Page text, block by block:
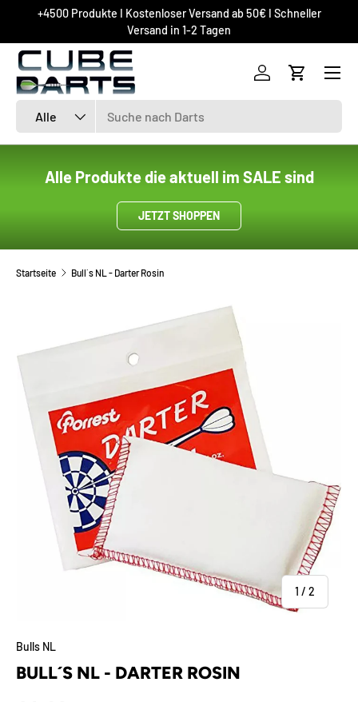
DIREKT ZUM INHALT
+4500 Produkte I Kostenloser Versand ab 50€ I Schneller
Versand in 1-2 Tagen
Alle
Einloggen
Alle Produkte die aktuell im SALE sind
JETZT SHOPPEN
Startseite Bull´s NL - Darter Rosin
ZU PRODUKTINFORMATIONEN SPRINGEN
1 / von
2
Bulls NL
BULL´S NL - DARTER ROSIN